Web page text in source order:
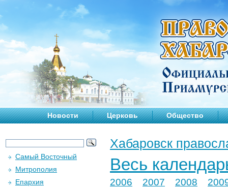
Новости Церковь Общество
Хабаровск
Весь
2006 2007 2008
Самый Восточный
Митрополия
Епархия